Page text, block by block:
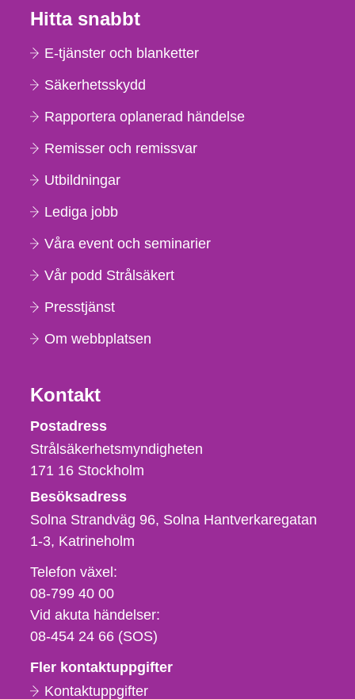
Hitta snabbt
E-tjänster och blanketter
Säkerhetsskydd
Rapportera oplanerad händelse
Remisser och remissvar
Utbildningar
Lediga jobb
Våra event och seminarier
Vår podd Strålsäkert
Presstjänst
Om webbplatsen
Kontakt
Strålsäkerhetsmyndigheten
Postadress
Strålsäkerhetsmyndigheten
171 16 Stockholm
Besöksadress
Solna Strandväg 96, Solna Hantverkaregatan
1-3 Katrineholm
Telefon,
fax
och
e-
Telefon växel:
08-799 40 00
Vid akuta händelser:
08-454 24 66 (SOS)
Fler kontaktuppgifter
Kontaktuppgifter